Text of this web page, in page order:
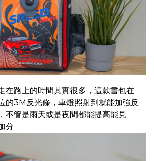
在路上的時間其實很多，這款書包在
的3M反光條， 車燈照射到就能加強反
不管是雨天或是夜間都能提高能見
分